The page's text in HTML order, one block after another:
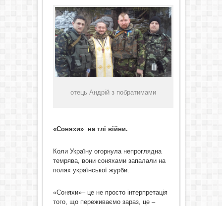
отець Андрій з побратимами
«Соняхи» на тлі війни.
Коли Україну огорнула непроглядна
темрява, вони соняхами запалали на
полях української журби.
«Соняхи»– це не просто інтерпретація
того, що переживаємо зараз, це –